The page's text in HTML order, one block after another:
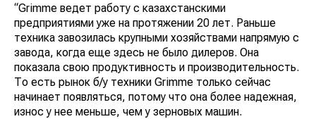
“Grimme ведет работу с казахстанскими
предприятиями уже на протяжении 20 лет. Раньше
техника завозилась крупными хозяйствами напрямую с
завода, когда еще здесь не было дилеров. Она
показала свою продуктивность и производительность.
То есть рынок б/у техники Grimme только сейчас
начинает появляться, потому что она более надежная,
износ у нее меньше, чем у зерновых машин.